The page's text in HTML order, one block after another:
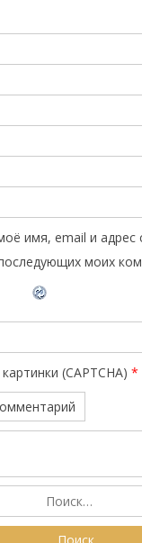
имя, email и адрес
моих
(CAPTCHA) *